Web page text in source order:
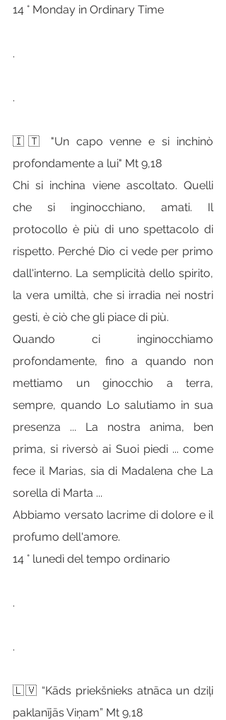
14 ° Monday in Ordinary Time
.
.
🇮🇹 "Un capo venne e si inchinò
profondamente a lui" Mt 9,18
Chi si inchina viene ascoltato. Quelli
che si inginocchiano, amati. Il
protocollo è più di uno spettacolo di
rispetto. Perché Dio ci vede per primo
dall'interno. La semplicità dello spirito,
la vera umiltà, che si irradia nei nostri
gesti, è ciò che gli piace di più.
Quando ci inginocchiamo
profondamente, fino a quando non
mettiamo un ginocchio a terra,
sempre, quando Lo salutiamo in sua
presenza ... La nostra anima, ben
prima, si riversò ai Suoi piedi ... come
fece il Marias, sia di Madalena che La
sorella di Marta ...
Abbiamo versato lacrime di dolore e il
profumo dell'amore.
14 ° lunedì del tempo ordinario
.
.
🇱🇻 “Kāds priekšnieks atnāca un dziļi
paklanījās Viņam” Mt 9,18